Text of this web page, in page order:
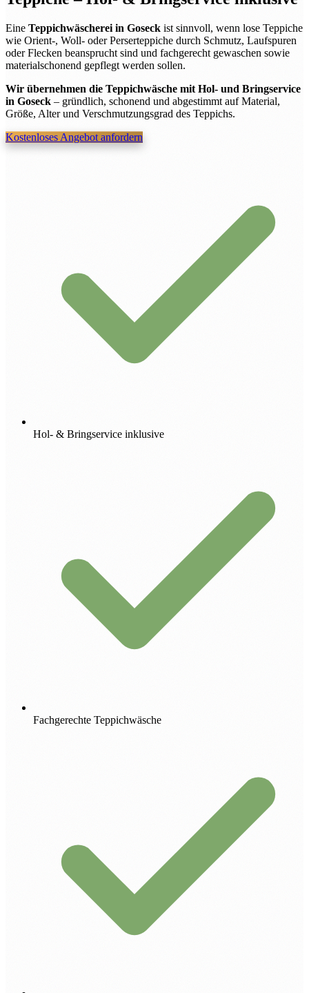
Eine Teppichwäscherei in Goseck ist sinnvoll, wenn lose Teppiche
wie Orient-, Woll- oder Perserteppiche durch Schmutz, Laufspuren
oder Flecken beansprucht sind und fachgerecht gewaschen sowie
materialschonend gepflegt werden sollen.
Wir übernehmen die Teppichwäsche mit Hol- und Bringservice
in Goseck– gründlich, schonend und abgestimmt auf Material,
Größe, Alter und Verschmutzungsgrad des Teppichs.
Kostenloses Angebot anfordern
Hol- & Bringservice inklusive
Fachgerechte Teppichwäsche